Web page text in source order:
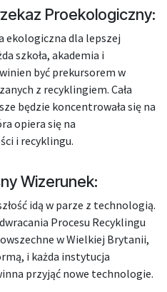
Proekologiczny:
ekologiczna dla lepszej
szkoła, akademia i
być prekursorem w
z recyklingiem. Cała
będzie koncentrowała się na
opiera się na
i recyklingu.
Wizerunek:
idą w parze z technologią.
Procesu Recyklingu
w Wielkiej Brytanii,
i każda instytucja
przyjąć nowe technologie.